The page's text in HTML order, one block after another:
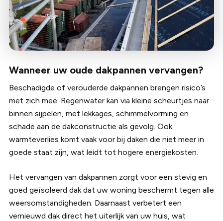
Wanneer uw oude dakpannen vervangen?
Beschadigde of verouderde dakpannen brengen risico’s
met zich mee. Regenwater kan via kleine scheurtjes naar
binnen sijpelen, met lekkages, schimmelvorming en
schade aan de dakconstructie als gevolg. Ook
warmteverlies komt vaak voor bij daken die niet meer in
goede staat zijn, wat leidt tot hogere energiekosten.
Het vervangen van dakpannen zorgt voor een stevig en
goed geïsoleerd dak dat uw woning beschermt tegen alle
weersomstandigheden. Daarnaast verbetert een
vernieuwd dak direct het uiterlijk van uw huis, wat